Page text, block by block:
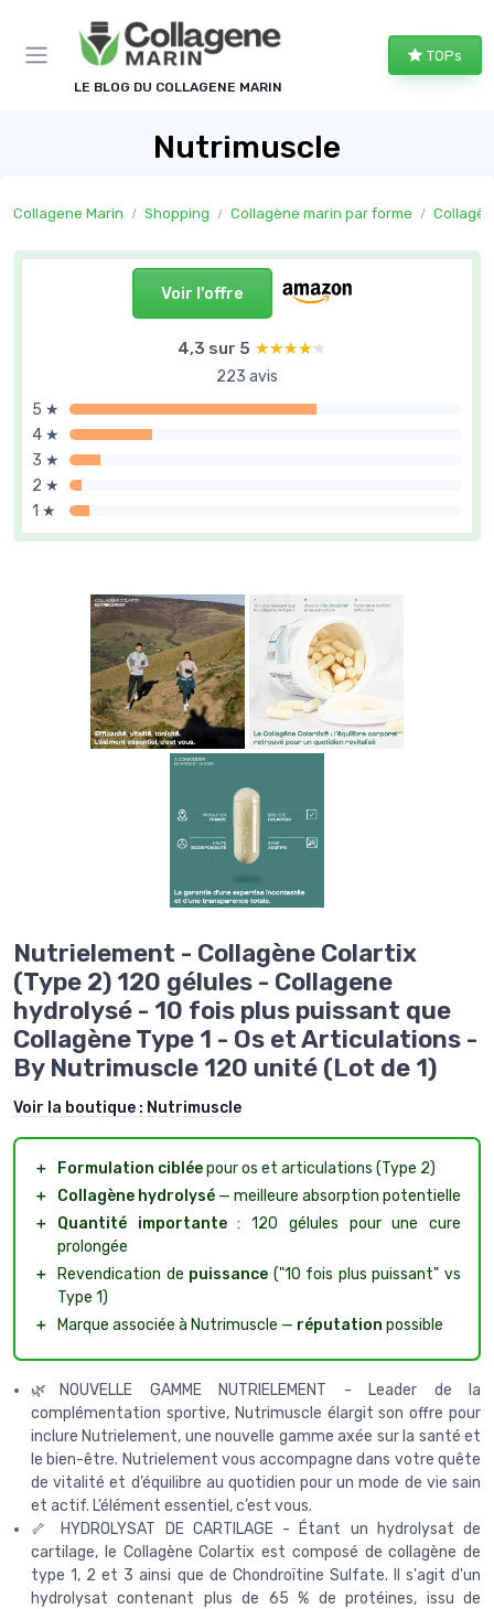
LE BLOG DU COLLAGENE MARIN
TOPs
Nutrimuscle
Collagene Marin Shopping Collagène marin par forme
Voir l'offre
4,3 sur 5 ★★★★★
★★★★★
223 avis
5 ★
4 ★
3 ★
2 ★
1 ★
Nutrielement - Collagène Colartix
(Type 2) 120 gélules - Collagene
hydrolysé - 10 fois plus puissant que
Collagène Type 1 - Os et Articulations -
By Nutrimuscle 120 unité (Lot de 1)
Voir la boutique : Nutrimuscle
＋ Formulation cibléepour os et articulations (Type 2)
＋
Collagène hydrolysé — meilleure absorption potentielle
＋
Quantité importante: 120 gélules pour une cure
prolongée
＋
Revendication de puissance ("10 fois plus puissant" vs
Type 1)
＋
Marque associée à Nutrimuscle — réputation possible
🌿NOUVELLE GAMME NUTRIELEMENT - Leader de la
complémentation sportive, Nutrimuscle élargit son offre pour
inclure Nutrielement, une nouvelle gamme axée sur la santé et
le bien-être. Nutrielement vous accompagne dans votre quête
de vitalité et d’équilibre au quotidien pour un mode de vie sain
et actif. L’élément essentiel, c’est vous.
🦴 HYDROLYSAT DE CARTILAGE - Étant un hydrolysat de
cartilage, le Collagène Colartix est composé de collagène de
type 1, 2 et 3 ainsi que de Chondroïtine Sulfate. Il s'agit d'un
hydrolysat contenant plus de 65 % de protéines, issu de